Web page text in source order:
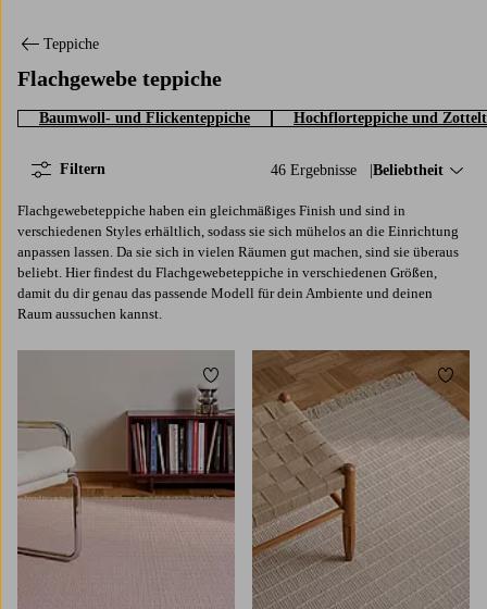
Teppiche
Flachgewebe teppiche
Baumwoll- und Flickenteppiche Hochflorteppiche und
46 Ergebnisse Sortieren nach:
Beliebtheit
Filtern
Flachgewebeteppiche haben ein gleichmäßiges Finish und sind in
verschiedenen Styles erhältlich, sodass sie sich mühelos an die Einrichtung
anpassen lassen. Da sie sich in vielen Räumen gut machen, sind sie überaus
beliebt. Hier findest du Flachgewebeteppiche in verschiedenen Größen,
damit du dir genau das passende Modell für dein Ambiente und deinen
Raum aussuchen kannst.
Zu Favoriten hinzufügen
80X150160X230200X300
Zu
80X150 160X230 200X300